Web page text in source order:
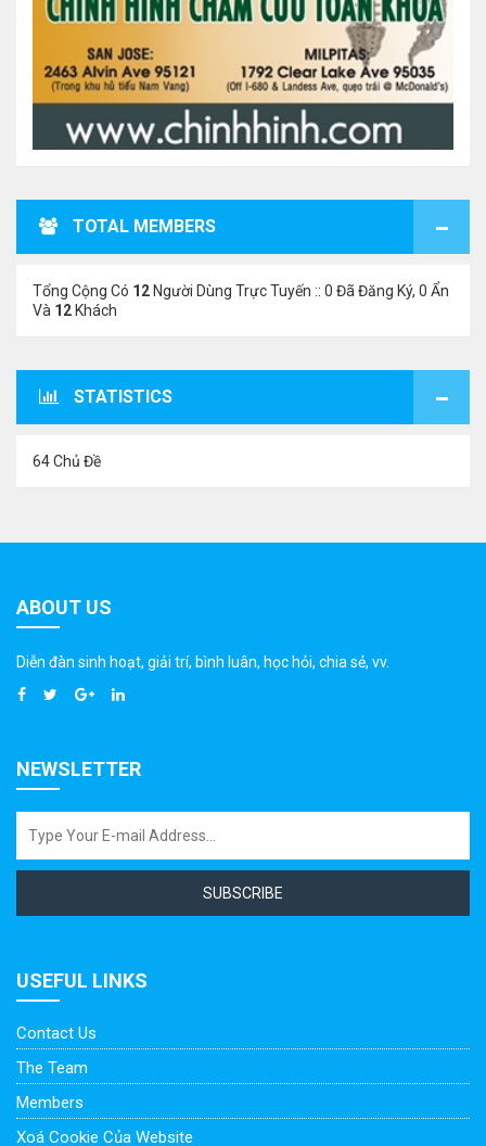
TOTAL MEMBERS
Tổng Cộng Có 12 Người Dùng Trực Tuyến :: 0 Đã Đăng Ký, 0 Ẩn
Và 12 Khách
STATISTICS
64 Chủ Đề
ABOUT US
Diễn đàn sinh hoạt, giải trí, bình luân, học hỏi, chia sẻ, vv.
NEWSLETTER
SUBSCRIBE
USEFUL LINKS
Contact Us
The Team
Members
Xoá Cookie Của Website